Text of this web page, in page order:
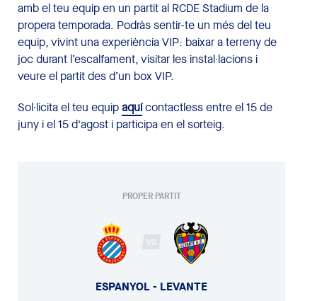
amb el teu equip en un partit al RCDE Stadium de la
propera temporada. Podràs sentir-te un més del teu
equip, vivint una experiència VIP: baixar a terreny de
joc durant l’escalfament, visitar les instal·lacions i
veure el partit des d’un box VIP.
Sol·licita el teu equipaquícontactless entre el 15 de
juny i el 15 d'agost i participa en el sorteig.
PROPER PARTIT
VS
ESPANYOL - LEVANTE